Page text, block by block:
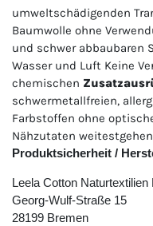
umweltschädigenden
Baumwolle ohne
und schwer abbaubaren
Wasser und Luft Keine
chemischen
schwermetallfreien,
Farbstoffen ohne
Nähzutaten
Produktsicherheit /
Leela Cotton
Georg-Wulf-Straße 15
28199 Bremen